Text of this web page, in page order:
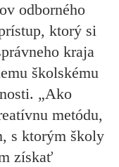
odborného
ktorý si
kraja
školskému
„Ako
metódu,
s ktorým školy
získať